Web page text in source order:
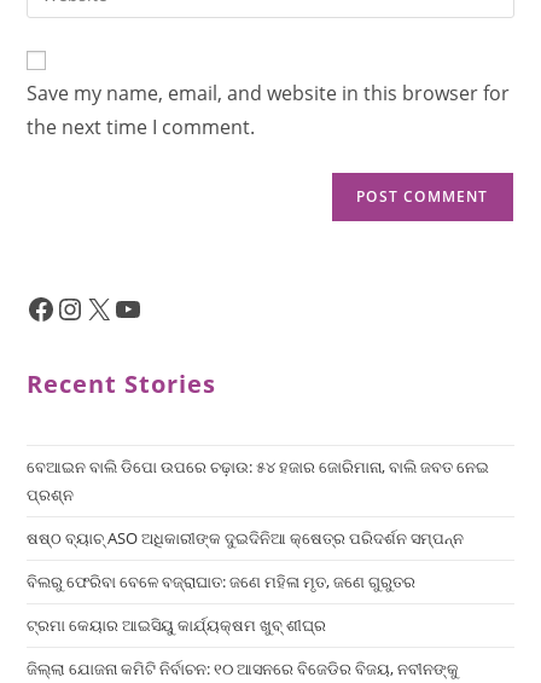
Save my name, email, and website in this browser for
the next time I comment.
Recent Stories
ବେଆଇନ ବାଲି ଡିପୋ ଉପରେ ଚଢ଼ାଉ: ୫୪ ହଜାର ଜୋରିମାନା, ବାଲି ଜବତ ନେଇ
ପ୍ରଶ୍ନ
ଷଷ୍ଠ ବ୍ୟାଚ୍‌ ASO ଅଧିକାରୀଙ୍କ ଦୁଇଦିନିଆ କ୍ଷେତ୍ର ପରିଦର୍ଶନ ସମ୍ପନ୍ନ
ବିଲରୁ ଫେରିବା ବେଳେ ବଜ୍ରାଘାତ: ଜଣେ ମହିଳା ମୃତ, ଜଣେ ଗୁରୁତର
ଟ୍ରମା କେୟାର ଆଇସିୟୁ କାର୍ଯ୍ୟକ୍ଷମ ଖୁବ୍ ଶୀଘ୍ର
ଜିଲ୍ଲା ଯୋଜନା କମିଟି ନିର୍ବାଚନ: ୧୦ ଆସନରେ ବିଜେଡିର ବିଜୟ, ନବୀନଙ୍କୁ